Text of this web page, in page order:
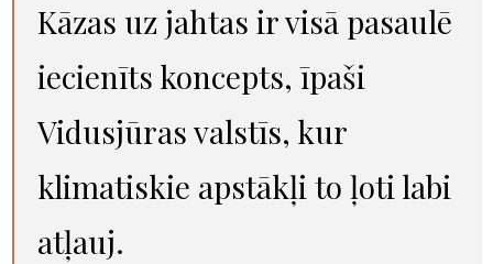
Kāzas uz jahtas ir visā pasaulē
iecienīts koncepts, īpaši
Vidusjūras valstīs, kur
klimatiskie apstākļi to ļoti labi
atļauj.